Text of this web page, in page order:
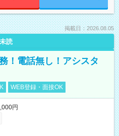
掲載日：2026.08.05
未読
！電話無し！アシスタ
WEB登録・面接OK
円